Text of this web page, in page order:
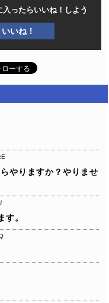
入ったらいいね！しよう
いいね！
やりますか？やりませ
す。